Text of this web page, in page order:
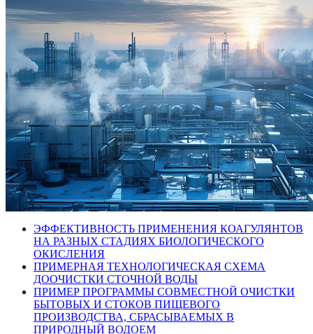
ЭФФЕКТИВНОСТЬ ПРИМЕНЕНИЯ КОАГУЛЯНТОВ
НА РАЗНЫХ СТАДИЯХ БИОЛОГИЧЕСКОГО
ОКИСЛЕНИЯ
ПРИМЕРНАЯ ТЕХНОЛОГИЧЕСКАЯ СХЕМА
ДООЧИСТКИ СТОЧНОЙ ВОДЫ
ПРИМЕР ПРОГРАММЫ СОВМЕСТНОЙ ОЧИСТКИ
БЫТОВЫХ И СТОКОВ ПИЩЕВОГО
ПРОИЗВОДСТВА, СБРАСЫВАЕМЫХ В
ПРИРОДНЫЙ ВОДОЕМ